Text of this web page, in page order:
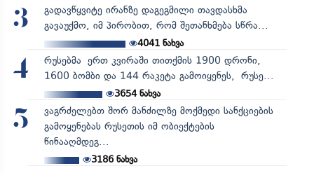
3
გადავწყვიტე ირანზე დაგეგმილი თავდასხმა
გავაუქმო, იმ პირობით, რომ შეთანხმება სწრა...
4041ნახვა
4
რუსებმა ერთ კვირაში თითქმის 1900 დრონი,
1600 ბომბი და 144 რაკეტა გამოიყენეს, რუსე...
3654ნახვა
5
ვაგრძელებთ შორ მანძილზე მოქმედი სანქციების
გამოყენებას რუსეთის იმ ობიექტების
წინააღმდეგ...
3186ნახვა